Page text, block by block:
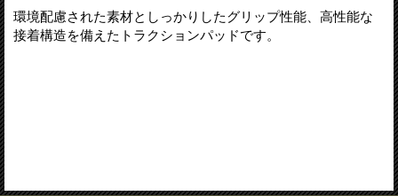
環境配慮された素材としっかりしたグリップ性能、高性能な
接着構造を備えたトラクションパッドです。